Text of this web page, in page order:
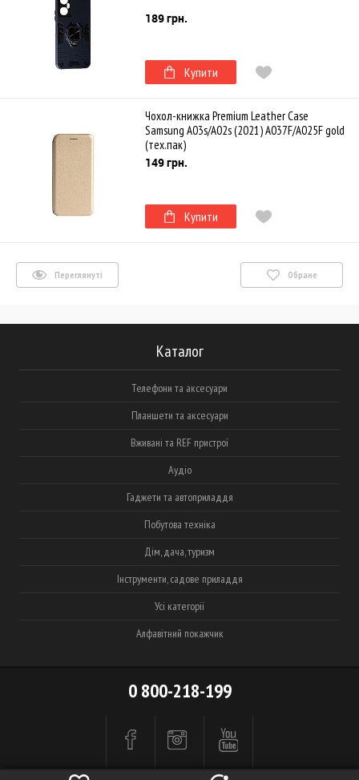
189 грн.
Купити
Чохол-книжка Premium Leather Case
Samsung A03s/A02s (2021) A037F/A025F gold
(тех.пак)
149 грн.
Купити
Переглянуті Обране
Каталог
Телефони та аксесуари
Планшети та аксесуари
Вживані та REF пристрої
Аудіо
Гаджети та автоприладдя
Побутова техніка
Дім, дача, туризм
Інструменти, садове приладдя
Усі категорії
Алфавітний покажчик
0 800-218-199